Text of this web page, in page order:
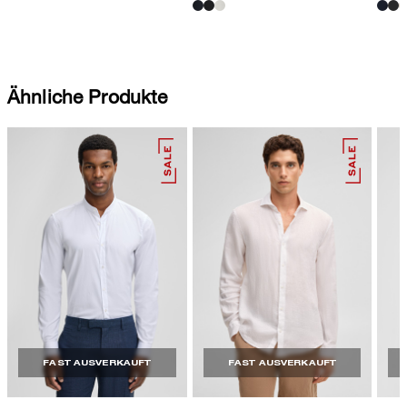
Ähnliche Produkte
FAST AUSVERKAUFT FAST AUSVERKAUFT